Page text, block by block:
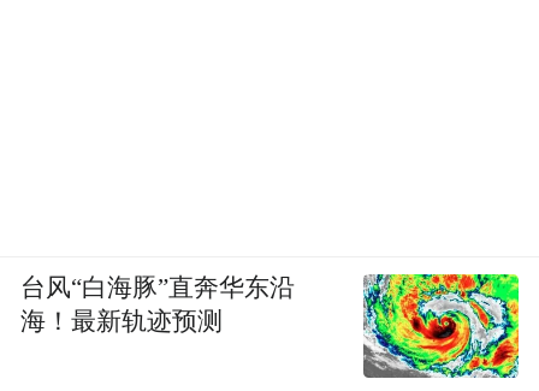
台风“白海豚”直奔华东沿
海！最新轨迹预测